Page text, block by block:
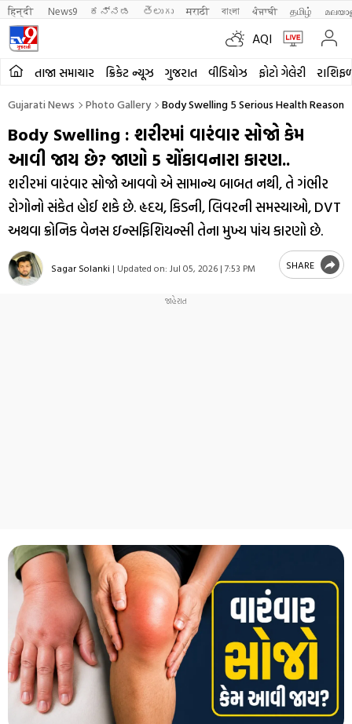
हिन्दी News9 ಕನ್ನಡ తెలుగు मराठी বাংলা ਪੰਜਾਬੀ தமிழ்
AQI
તાજા સમાચાર ક્રિકેટ ન્યૂઝ ગુજરાત વીડિયોઝ ફોટો ગેલેરી
Gujarati News Photo Gallery Body Swelling 5 Serious Health
Body Swelling : શરીરમાં વારંવાર સોજો કેમ
આવી જાય છે? જાણો 5 ચોંકાવનારા કારણ..
શરીરમાં વારંવાર સોજો આવવો એ સામાન્ય બાબત નથી, તે ગંભીર
રોગોનો સંકેત હોઈ શકે છે. હૃદય, કિડની, લિવરની સમસ્યાઓ, DVT
અથવા ક્રોનિક વેનસ ઇન્સફિશિયન્સી તેના મુખ્ય પાંચ કારણો છે.
Sagar Solanki | Updated on: Jul 05, 2026 | 7:53 PM SHARE